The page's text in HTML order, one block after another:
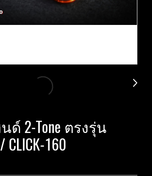
2-Tone ตรงรุ่น
CLICK-160